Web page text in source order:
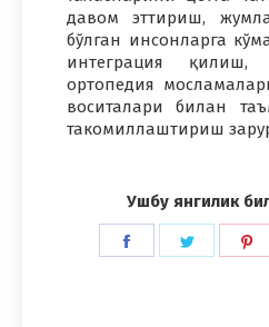
давом эттириш,
бўлган инсонларга
интеграция қилиш,
ортопедия
воситалари билан
такомиллаштириш
Ушбу янгилик
Share
Share